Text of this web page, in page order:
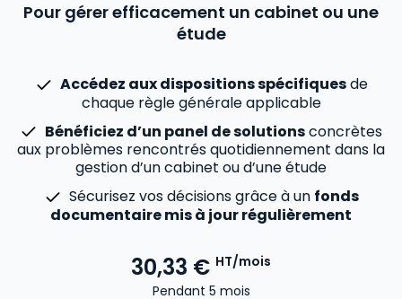
Pour gérer efficacement un cabinet ou une
étude
Accédez aux dispositions spécifiquesde
chaque règle générale applicable
Bénéficiez d’un panel de solutionsconcrètes
aux problèmes rencontrés quotidiennement dans la
gestion d’un cabinet ou d’une étude
Sécurisez vos décisions grâce à un fonds
documentaire mis à jour régulièrement
30,33 € HT/mois
Pendant 5 mois